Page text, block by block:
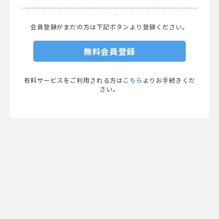
会員登録がまだの方は下記ボタンより登録ください。
無料会員登録
有料サービスをご利用される方は こちら よりお手続きくだ
さい。